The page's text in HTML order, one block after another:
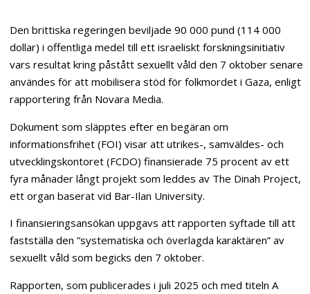
Den brittiska regeringen beviljade 90 000 pund (114 000
dollar) i offentliga medel till ett israeliskt forskningsinitiativ
vars resultat kring påstått sexuellt våld den 7 oktober senare
användes för att mobilisera stöd för folkmordet i Gaza, enligt
rapportering från Novara Media.
Dokument som släpptes efter en begäran om
informationsfrihet (FOI) visar att utrikes-, samväldes- och
utvecklingskontoret (FCDO) finansierade 75 procent av ett
fyra månader långt projekt som leddes av The Dinah Project,
ett organ baserat vid Bar-Ilan University.
I finansieringsansökan uppgavs att rapporten syftade till att
fastställa den ”systematiska och överlagda karaktären” av
sexuellt våld som begicks den 7 oktober.
Rapporten, som publicerades i juli 2025 och med titeln A